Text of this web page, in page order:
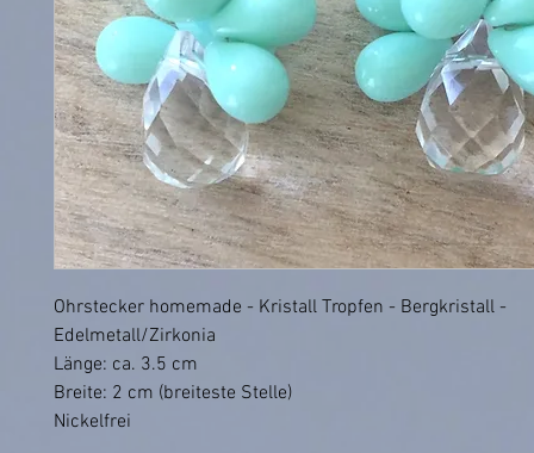
Ohrstecker homemade - Kristall Tropfen - Bergkristall -
Edelmetall/Zirkonia
Länge: ca. 3.5 cm
Breite: 2 cm (breiteste Stelle)
Nickelfrei